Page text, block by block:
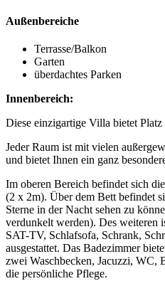
Außenbereiche
Terrasse/Balkon
Garten
überdachtes Parken
Innenbereich:
Diese einzigartige Villa bietet Platz
Jeder Raum ist mit vielen
und bietet Ihnen ein ganz
Im oberen Bereich befindet sich
(2 x 2m). Über dem Bett befindet
Sterne in der Nacht sehen zu
verdunkelt werden). Des weiteren
SAT-TV, Schlafsofa, Schrank,
ausgestattet. Das Badezimmer
zwei Waschbecken, Jacuzzi, WC,
die persönliche Pflege.